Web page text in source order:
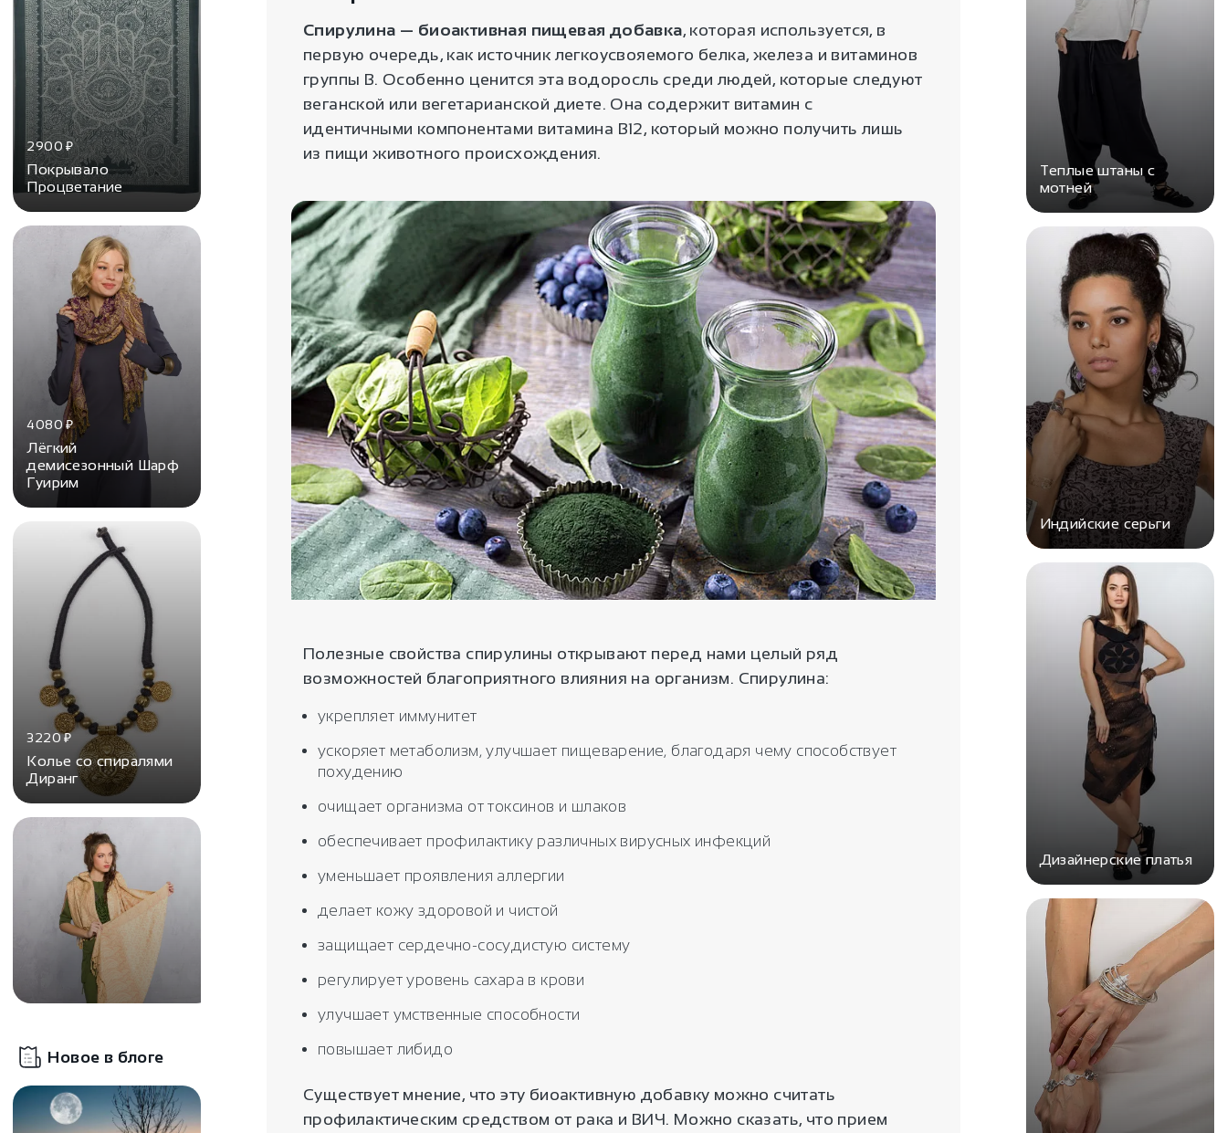
2900₽
Покрывало
Процветание
4080₽
Лёгкий
демисезонный Шарф
Гуирим
3220₽
Колье со спиралями
Диранг
Этнический Весенний
Новое в блоге
Спирулина — биоактивная пищевая добавка, которая используется, в
первую очередь, как источник легкоусвояемого белка, железа и витаминов
группы В. Особенно ценится эта водоросль среди людей, которые следуют
веганской или вегетарианской диете. Она содержит витамин с
идентичными компонентами витамина В12, который можно получить лишь
из пищи животного происхождения.
Полезные свойства спирулины открывают перед нами целый ряд
возможностей благоприятного влияния на организм. Спирулина:
укрепляет иммунитет
ускоряет метаболизм, улучшает пищеварение, благодаря чему способствует
похудению
очищает организма от токсинов и шлаков
обеспечивает профилактику различных вирусных инфекций
уменьшает проявления аллергии
делает кожу здоровой и чистой
защищает сердечно-сосудистую систему
регулирует уровень сахара в крови
улучшает умственные способности
повышает либидо
Существует мнение, что эту биоактивную добавку можно считать
профилактическим средством от рака и ВИЧ. Можно сказать, что прием
Теплые штаны с
мотней
Индийские серьги
Дизайнерские платья